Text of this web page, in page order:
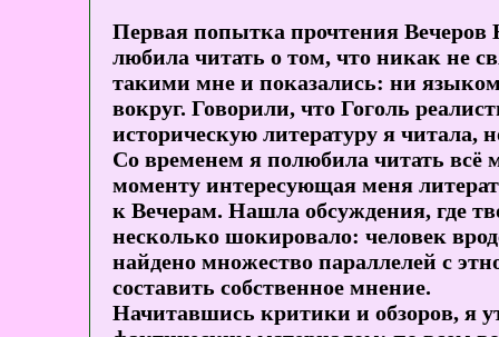
Первая попытка прочтения
любила читать о том, что никак не
такими мне и показались: ни
вокруг. Говорили, что Гоголь
историческую литературу я читала,
Со временем я полюбила читать всё
моменту интересующая меня
к Вечерам. Нашла обсуждения, где
несколько шокировало: человек
найдено множество параллелей с
составить собственное мнение.
Начитавшись критики и обзоров, я